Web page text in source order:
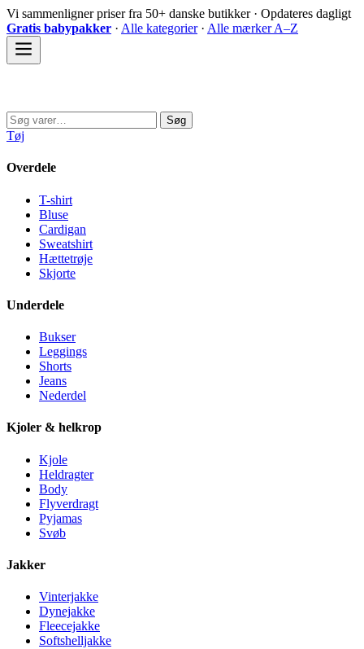
Spring
til
indhold
Vi sammenligner priser fra 50+ danske butikker · Opdateres dagligt
Gratis babypakker · Alle kategorier· Alle mærker A–Z
Søg
efter:
Søg
Tøj
Overdele
T-shirt
Bluse
Cardigan
Sweatshirt
Hættetrøje
Skjorte
Underdele
Bukser
Leggings
Shorts
Jeans
Nederdel
Kjoler & helkrop
Kjole
Heldragter
Body
Flyverdragt
Pyjamas
Svøb
Jakker
Vinterjakke
Dynejakke
Fleecejakke
Softshelljakke